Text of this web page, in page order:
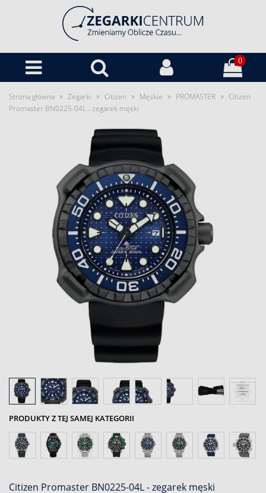
0
Strona główna » Zegarki » Citizen » Męskie » PROMASTER » Citizen
Promaster BN0225-04L - zegarek męski
PRODUKTY Z TEJ SAMEJ KATEGORII
Citizen Promaster BN0225-04L - zegarek męski